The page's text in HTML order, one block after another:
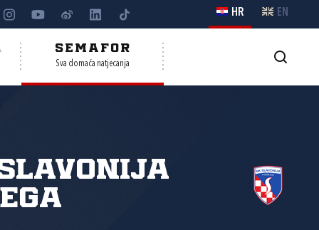
HR EN
SEMAFOR
Sva domaća natjecanja
Slavonija